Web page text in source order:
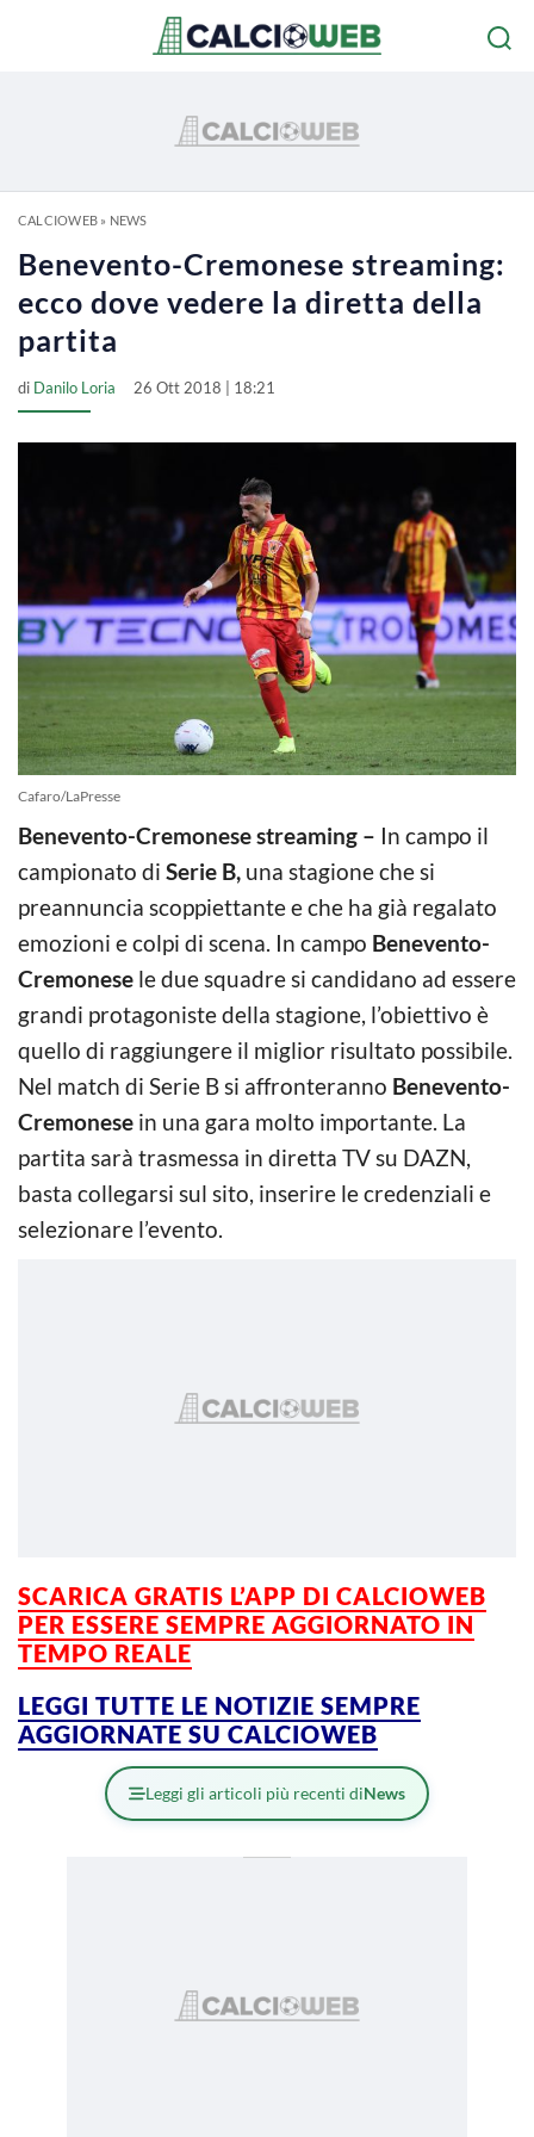
CALCIOWEB» NEWS
Benevento-Cremonese streaming:
ecco dove vedere la diretta della
partita
di Danilo Loria 26 Ott 2018 | 18:21
Cafaro/LaPresse
Benevento-Cremonese streaming – In campo il
campionato di Serie B, una stagione che si
preannuncia scoppiettante e che ha già regalato
emozioni e colpi di scena. In campo Benevento-
Cremonese le due squadre si candidano ad essere
grandi protagoniste della stagione, l’obiettivo è
quello di raggiungere il miglior risultato possibile.
Nel match di Serie B si affronteranno Benevento-
Cremonese in una gara molto importante. La
partita sarà trasmessa in diretta TV su DAZN,
basta collegarsi sul sito, inserire le credenziali e
selezionare l’evento.
SCARICA GRATIS L’APP DI CALCIOWEB
PER ESSERE SEMPRE AGGIORNATO IN
TEMPO REALE
LEGGI TUTTE LE NOTIZIE SEMPRE
AGGIORNATE SU CALCIOWEB
Leggi gli articoli più recenti diNews